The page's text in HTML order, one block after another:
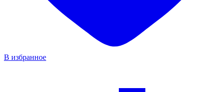
В избранное